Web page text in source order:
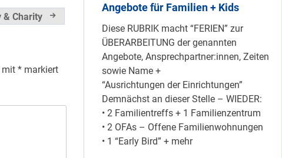
& Charity
mit *markiert
Angebote für Familien + Kids
Diese RUBRIK macht “FERIEN” zur
ÜBERARBEITUNG der genannten
Angebote, Ansprechpartner:innen, Zeiten
sowie Name +
“Ausrichtungen der Einrichtungen”
Demnächst an dieser Stelle – WIEDER:
• 2 Familientreffs + 1 Familienzentrum
• 2 OFAs – Offene Familienwohnungen
• 1 “Early Bird” + mehr
Neuer Look für’s
#Nachbarschaftmachen
Mit dem
“Redemobil” im
Kiez unterwegs …